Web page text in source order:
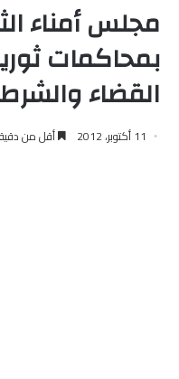
مجلس أمناء
بمحاكمات
القضاء
11 أكتوبر، 2012 أقل من